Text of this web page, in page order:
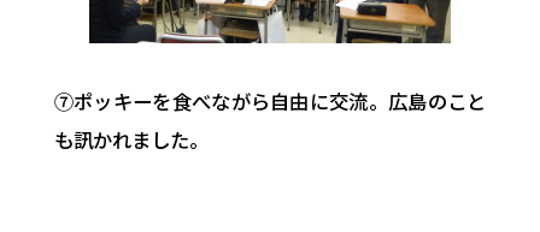
⑦ポッキーを食べながら自由に交流。広島のこと
も訊かれました。